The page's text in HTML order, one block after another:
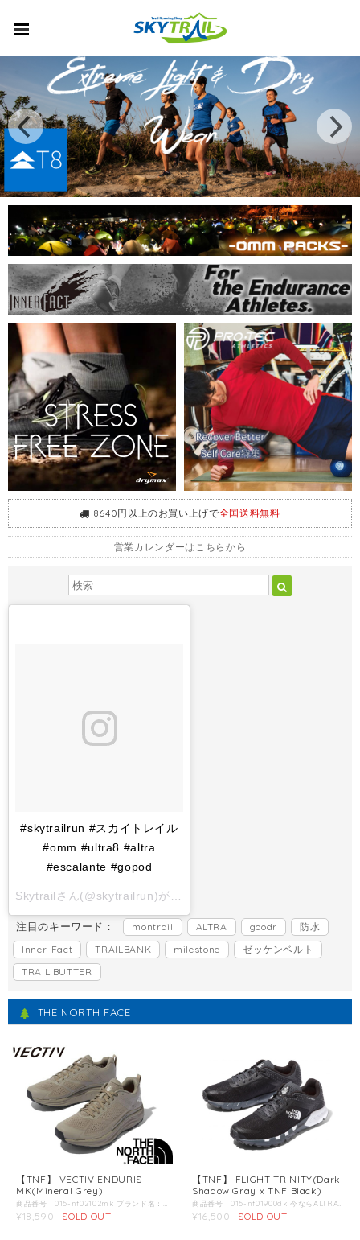
8640円以上のお買い上げで全国送料無料
営業カレンダーはこちらから
#skytrailrun #スカイトレイル
#omm #ultra8 #altra
#escalante #gopod
Skytrailさん(@skytrailrun)がシェアした投稿 -
注目のキーワード： montrail ALTRA goodr
防水
Inner-Fact
TRAILBANK milestone
ゼッケンベルト
TRAIL BUTTER
THE NORTH FACE
【TNF】 VECTIV ENDURIS
MK(Mineral Grey)
商品番号：016-nf02102mk ブランド名：TNF / ノースフェイス / 商品名：べクティブ エンデュリス MK トレイランニング シューズ 商品説明：ロングディスタンスのトレイルの完走を目指すランナーに。VECTIV?シリーズのサードモデルであり、ザ・ノース・フェイスのトレイルランニングシューズ史上もっとも快適なトレイルライドを約束する。ソールユニットの設計は他2モデルと共通で、厚みを持たせたロッカー形状のミッドソールにはTPU素材の3Dプレートを組み合わせている。トレイルから得られるエネルギーを前への推進力へとスムーズに変換し、ランナーの持てる力を最大化してフィニッシュまで送り届ける。平均重量316g(27cm)。 Color：Mineral Grey＊第2画像以降の画像は別のカラーの商品を使用している場合があります。 こちらの商品のカラーは第1画像のカラーとなります。 VECTIV誕生まで：REVOLUTIONARY TECHNOLOGY IN FOOTWEAR VECTIV? より速く、遠くへ。トレイルランの未来を切り拓くシューズ この春、ザ・ノース・フェイスから革新的なフットウェアが誕生します。 VECTIV?と名づけられたこのテクノロジーは、プレート・ミッドソール・アウトソールからなるソールユニットを全く新しいプラットフォームで作り変えました。 目指したのは、アスリートから生み出されたエネルギーを最大化すること。トレイルからのリターンを余すところなく推進力へと変換し、脚へのダメージを軽減させること。 VECTIV?はウルトラトレイルの本場ヨーロッパにて開発を行いました。 試作品はこの2年間、契約アスリートによって累計6,000マイル以上の距離でテストを重ね、フィードバックの反映や第三者機関によるリサーチを通じて完成度を高めてきました。 トップランナーにも、完走を狙うテールエンダーにも。すべてのランナーにとって確かに有効なイノベーションがここにあります。 ENDURISの特徴：本格的な山岳トレイルレース向けに開発した、エントリーユーザーも使いやすいトレイルランニングシューズです。アッパー素材は、通気性と軽量性を重視したエアメッシュを使用し、摩耗が生じやすい部分をTPUマッドガードで補強。優しい肌あたりで心地良いフィット感が特長です。ソールユニットには、歩行や走行時のエネルギー効率を、安定性、推進力、グリップ力で追求する『VECTIV』システムを搭載。ブレを軽減し安定性をもたらす3D TPUプレートを装備し、ロッカー構造の軽量2層EVA圧縮成型ミッドソールで推進力の向上を図っています。アウトソールには、さまざまな路面状況に優れたグリップ力で対応するSURFACE CTRLを使用。トレイル初心者にも使いやすく、さらなる高みを目指すトレーニングシーンからレースまで、幅広い使い方が可能なロングディスタンス対応の高機能シューズです。 ※ミネラルグレー×TNFブラック（MK）は日本限定販売カラーです。 FABRIC： ＜アッパー＞エアメッシュ、TPUマッドガード、TPEフットベッド＜ボトムユニット＞2層 3D TPUプレート、2層EVA圧縮成型ミッドソール、Surface Control? ラバーアウトソール FUNCTION：VECTIV搭載の軽量トレイルランニングシューズ／通気性の高いエアメッシュアッパーを採用／2層 3D TPUプレート／軽量ロッカー構造EVAミッドソール／グリップ力の高いSurface Control?アウトソールを採用（ラグの深さ3.5mm）／オフセット6mm 注意事項：サイズ寸法（実寸）は製品の仕上がり寸法のことです。 サイズ寸法（実寸）は全て平台に平置きした時の外寸を表示しております。 ヌード寸法とサイズ寸法（実寸）は別物です。 実際の体型から割り出したサイズの選択方法については「サイズの選び方」をご参照ください。 商品吊り札に記載されているのは、サイズ寸法（実寸）ではなく、ヌード寸法になります。 外寸は手で計測しているため、商品によっては若干の誤差（1〜2cm）が生じる可能性があります。 計測について：ストレッチ素材の商品は、伸びていない状態の外寸を表示しております。採寸個所は下記計測位置をご参照ください。 襟のある商品の場合、襟はふくみません。 フリル・ギャザー・プリーツのある商品は、まっすぐ伸ばした状態の外寸を表示しております。 ダウンジャケットは、ダウンのふくらみをなくし、平たく伸ばした状態の外寸を表示しております。 フィット感を確かめるために、お手持ちのウエアを測り、サイズ寸法を比較されることをおすすめいたします。 店長からの一言：これまでの ノースフェイス のトレランシューズ から大きくそのデザインや機能を変えてきて、さらに初心者に必要なクッション性能を最大限に引き延ばしたモデルが誕生した。 圧倒的そのクッション能力は物理的な高低差から生まれる筋疲労を可能な限り引き下げてくれ、より長く、より高く、体を運んでくれる。 また、トレイルランニングの特性を活かしたアウトソールの形状は登りで必要な体重移動をスムーズに起こしてくれ、効率の良い登りを引き出してくれる。 ：
¥18,590 SOLD OUT
【TNF】 FLIGHT TRINITY(Dark
Shadow Gray x TNF Black)
商品番号：016-nf01900dk 今ならALTRA BUFFが付いてくる！！ ブランド名：TNF / ノースフェイス / 商品名：フライト トリニティー 商品説明：スピードを求めるショート〜ミドルレンジのレースを想定した、軽量なトレイルランニング用のシューズです。リップストップナイロンアッパーを使用し、シームレスに仕上げることで、軽さだけでなく高い通気性も確保。さらに、ライニングと一体化させたシームレスタンを採用することでフィット感を高めています。ミッドソールは、着地時の衝撃を推進力へ変える高反発素材のファストフォーム?を装備。また、ミッドフット構造を台形に仕上げることで、着地時のヨコぶれを軽減し、安定感を向上させています。アウトソールは、トレイルでの加速と減速、屈曲性のパフォーマンスを高めた、THE NORTH FACE独自開発のEXTS?システムで設計。テクニカルな足さばきを必要とするレースシーンの、さまざまな路面コンディションとフィールド状況に対応します。 Color：Dark Shadow Gray x TNF Black Fabric：＜アッパー＞リップストップテキスタイルアッパー、シームレスニットインナー、Ortholite?ハイリバウンドフットベッド、TPUヒールカウンター、ガゼットタン＜ボトムユニット＞FASTFOAM?＆EVA2層圧縮成型ミッドソール、EXTS?アウトソール Function：軽量＆高機能トレイルランニングシューズ／FASTFOAM?ミッドソール／EXTS?ラバーアウトソール／MAX CUSHIONテクノロジー／Ortholite?ハイリバウンドフットベッド／ヒール20mm/フォアフット12mm/オフセット8mm 原産国：中国 寸法： 7、7.5、8、8.5、9、9.5、10、10.5（USサイズ） FASTFORM：一般的なEVAクッション素材より柔らかく、さらに反発力の高いFASTFOAM?を中央に配置し、そのまわりを硬度の高いEVAで成形した2層構造のミッドソールテクノロジーです。荷重が集中的に加わる中央部分のみにハイレベルのクッション性と反発力を持たせることで、シューズ全体の安定感を高めながら、軽快な推進力を実現しています。 EXTS：ドライ＆ウエットのオールウェザーに対応するラバー材を使用し、前足部とかかと部に異なるラグパターンを配することで、加速速度とブレーキ力を両立。 ORTHOLITE：履き心地がよくドライ感を保つOrtholiteは、無数のミクロの空気穴から、湿気を逃がす「オープンセルポリウレタン」製で、衝撃吸収性や耐久性にも優れています。 ：
¥16,500 SOLD OUT